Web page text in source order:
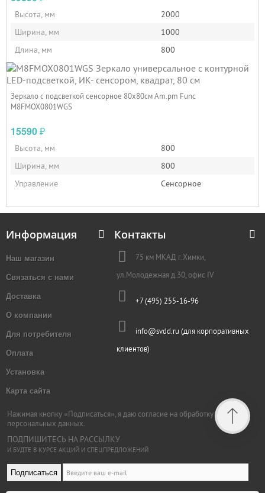
Высота, мм
2000
Ширина, мм
1000
Длина, мм
800
Зеркало с подсветкой сенсорное 80х80см Am.pm Func
M8FMOX0801WGS
15590₽
Высота, мм
800
Ширина, мм
800
Управление
Сенсорное
Информация
Наш магазин
Связаться с нами
Доставка
О компании
Для потребителя
Оплата
Установка
Карта сайта
Контакты
75 км МКАД г.Химки,
ул.Молодежная д.30, офис IV
+7 (495) 255-16-96
info@svdd.ru (для корпоративных
клиентов)
Нажимая кнопку «Подписаться», я даю согласие на обработку
персональных данных.
ПОДПИШИТЕСЬ НА РАССЫЛКУ
И БУДТЕ В КУРСЕ АКЦИЙ И СПЕЦПРЕДЛОЖЕНИЙ
Подписаться